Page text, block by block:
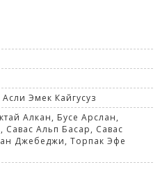
Эмек Кайгусуз
Алкан, Бусе Арслан,
Альп Басар, Савас
Джебеджи, Торпак Эфе